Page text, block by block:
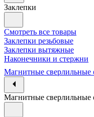
Заклепки
Смотреть все товары
Заклепки резьбовые
Заклепки вытяжные
Наконечники и стержни
Магнитные сверлильные
Магнитные сверлильные